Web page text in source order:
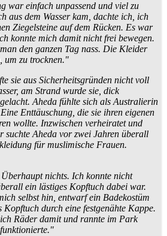
war einfach unpassend und viel zu
aus dem Wasser kam, dachte ich, ich
Ziegelsteine auf dem Rücken. Es war
konnte mich damit nicht frei bewegen.
den ganzen Tag nass. Die Kleider
um zu trocknen."
sie aus Sicherheits­gründen nicht voll
am Strand wurde sie, dick
Aheda fühlte sich als Australierin
Enttäuschung, die sie ihren eigenen
wollte. Inzwischen verheiratet und
suchte Aheda vor zwei Jahren überall
für muslimische Frauen.
nichts. Ich konnte nicht
ein lästiges Kopftuch dabei war.
selbst hin, entwarf ein Badekostüm
Kopftuch durch eine festgenähte Kappe.
Räder damit und rannte im Park